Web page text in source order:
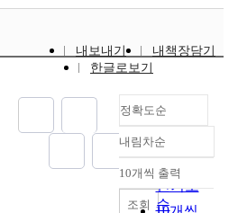
내보내기
내책장담기
한글로보기
정확도순
정확도
순
인기도
순
내림차순
내림차순
10개씩 출력
조회